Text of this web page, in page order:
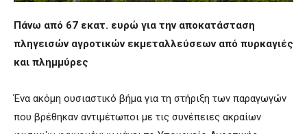
Πάνω από 67 εκατ. ευρώ για την αποκατάσταση
πληγεισών αγροτικών εκμεταλλεύσεων από πυρκαγιές
και πλημμύρες
Ένα ακόμη ουσιαστικό βήμα για τη στήριξη των παραγωγών
που βρέθηκαν αντιμέτωποι με τις συνέπειες ακραίων